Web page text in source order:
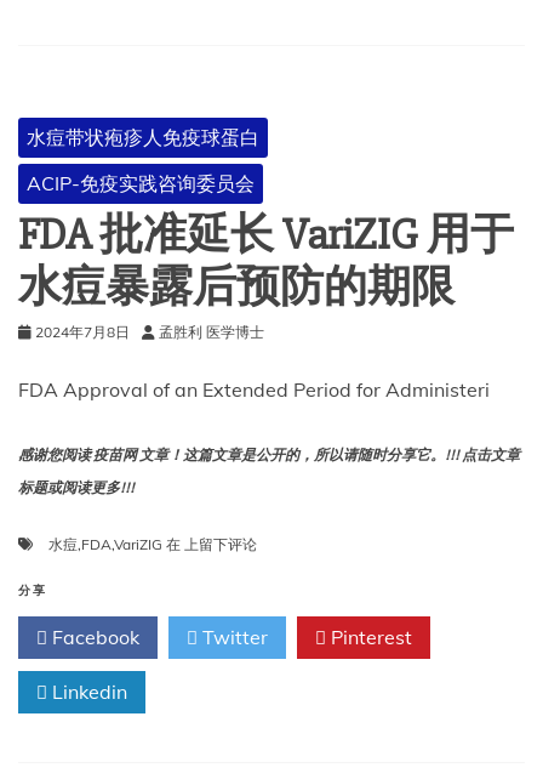
水痘带状疱疹人免疫球蛋白
ACIP-免疫实践咨询委员会
FDA 批准延长 VariZIG 用于
水痘暴露后预防的期限
2024年7月8日 孟胜利 医学博士
FDA Approval of an Extended Period for Administeri
感谢您阅读 疫苗网 文章！这篇文章是公开的，所以请随时分享它。!!! 点击文章
标题或阅读更多!!!
水痘,FDA,VariZIG 在 FDA
延
长
VariZIG
上留下评论
分享
Facebook Twitter Pinterest
Linkedin